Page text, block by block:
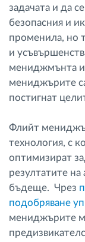
задачата и да
безопасния и
променила, но
и
мениджмънта и
мениджърите
постигнат
Флийт
технология, с
оптимизират
резултатите на
бъдеще. Чрез
подобряване
мениджърите